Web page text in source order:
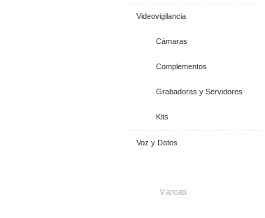
Videovigilancia
Cámaras
Complementos
Grabadoras y Servidores
Kits
Voz y Datos
Marcas